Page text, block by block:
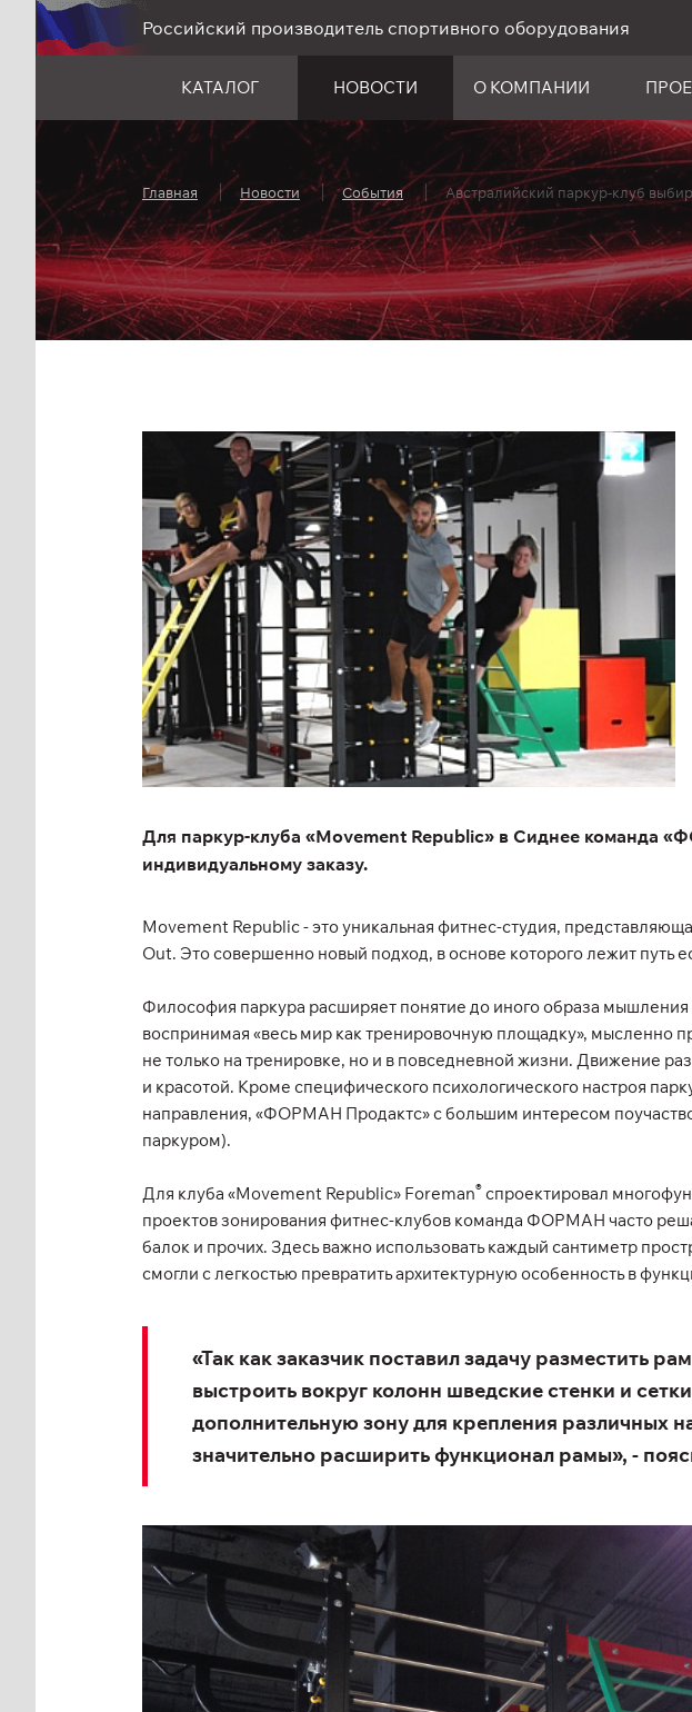
Российский производитель спортивного оборудования
КАТАЛОГ НОВОСТИ О КОМПАНИИ
Главная Новости События Австралийский паркур-клуб
Для паркур-клуба «Movement Republic» в Сиднее команда
индивидуальному заказу.
Movement Republic - это уникальная фитнес-студия,
Out. Это совершенно новый подход, в основе которого лежит путь
Философия паркура расширяет понятие до иного образа
воспринимая «весь мир как тренировочную площадку», мысленно
не только на тренировке, но и в повседневной жизни. Движение
и красотой. Кроме специфического психологического настроя
направления, «ФОРМАН Продактс» с большим интересом
паркуром).
Для клуба «Movement Republic» Foreman® спроектировал
проектов зонирования фитнес-клубов команда ФОРМАН часто
балок и прочих. Здесь важно использовать каждый сантиметр
смогли с легкостью превратить архитектурную особенность в
«Так как заказчик поставил задачу разместить
выстроить вокруг колонн шведские стенки и
дополнительную зону для крепления различных
значительно расширить функционал рамы», -